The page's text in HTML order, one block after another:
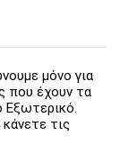
μόνο για
που έχουν τα
Εξωτερικό.
τις